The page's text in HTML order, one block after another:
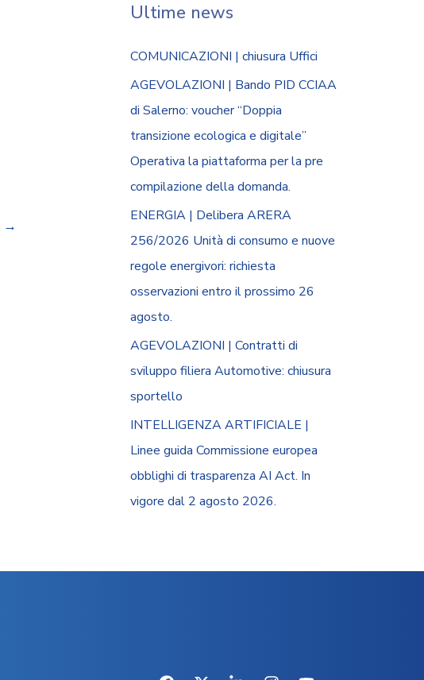
→
Ultime news
COMUNICAZIONI | chiusura Uffici
AGEVOLAZIONI | Bando PID CCIAA
di Salerno: voucher “Doppia
transizione ecologica e digitale”
Operativa la piattaforma per la pre
compilazione della domanda.
ENERGIA | Delibera ARERA
256/2026 Unità di consumo e nuove
regole energivori: richiesta
osservazioni entro il prossimo 26
agosto.
AGEVOLAZIONI | Contratti di
sviluppo filiera Automotive: chiusura
sportello
INTELLIGENZA ARTIFICIALE |
Linee guida Commissione europea
obblighi di trasparenza AI Act. In
vigore dal 2 agosto 2026.